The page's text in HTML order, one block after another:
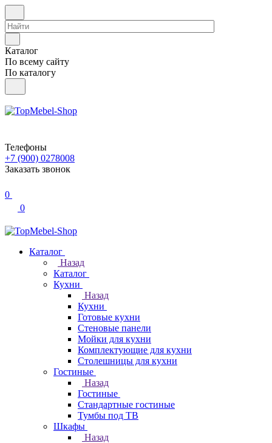
Каталог
По всему сайту
По каталогу
Телефоны
+7 (900) 0278008
Заказать звонок
0
0
Каталог
Назад
Каталог
Кухни
Назад
Кухни
Готовые кухни
Стеновые панели
Мойки для кухни
Комплектующие для кухни
Столешницы для кухни
Гостиные
Назад
Гостиные
Стандартные гостиные
Тумбы под ТВ
Шкафы
Назад